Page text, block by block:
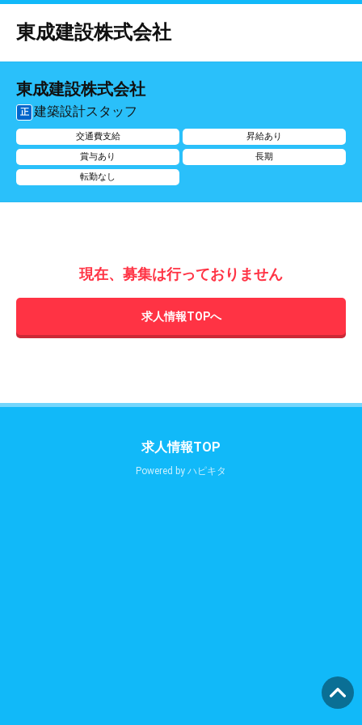
東成建設株式会社
東成建設株式会社
正 建築設計スタッフ
交通費支給
昇給あり
賞与あり
長期
転勤なし
現在、募集は行っておりません
求人情報TOPへ
求人情報TOP
Powered by ハピキタ